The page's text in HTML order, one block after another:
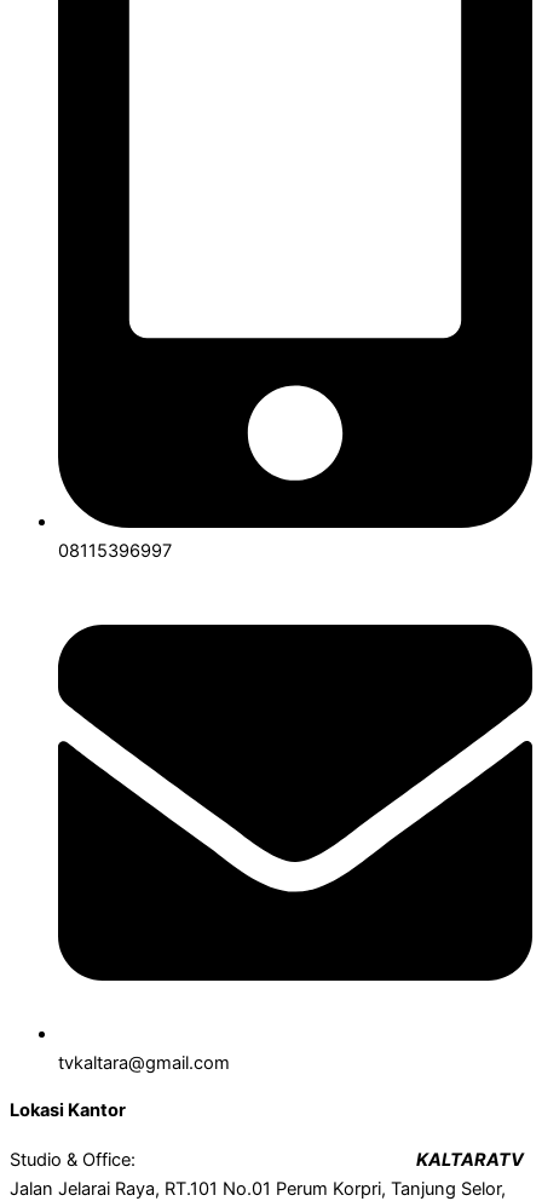
08115396997
tvkaltara@gmail.com
Lokasi Kantor
Studio & Office: KALTARATV
Jalan Jelarai Raya, RT.101 No.01 Perum Korpri, Tanjung Selor,